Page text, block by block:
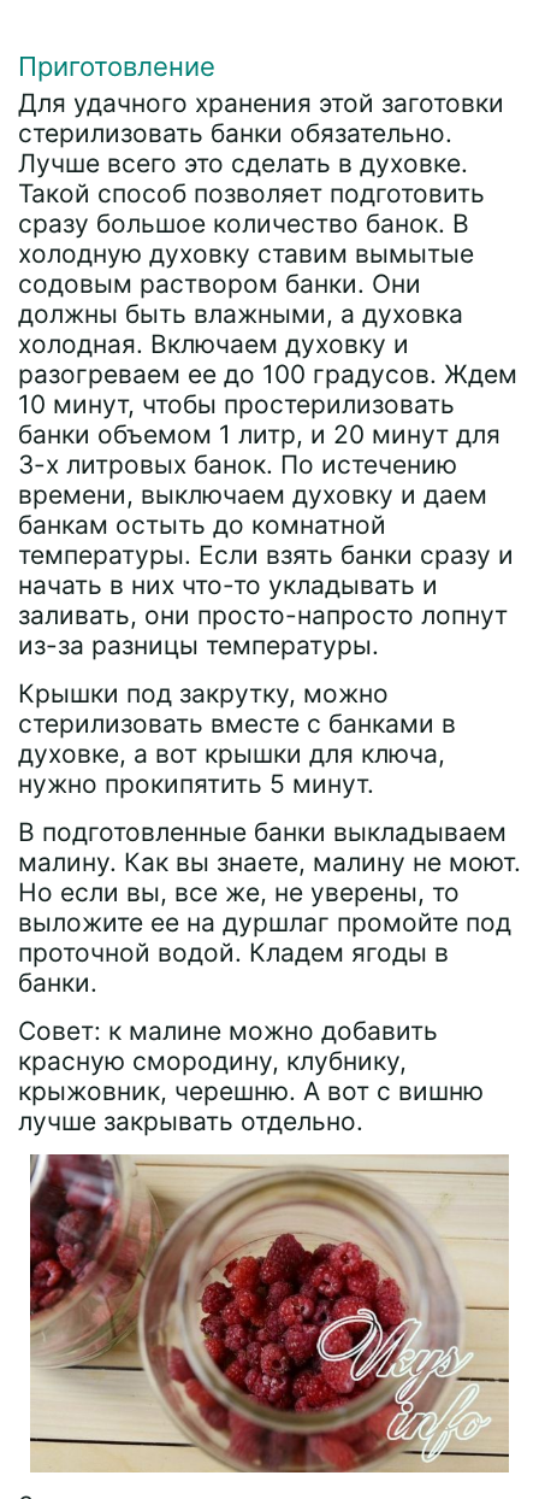
Приготовление
Для удачного хранения этой заготовки
стерилизовать банки обязательно.
Лучше всего это сделать в духовке.
Такой способ позволяет подготовить
сразу большое количество банок. В
холодную духовку ставим вымытые
содовым раствором банки. Они
должны быть влажными, а духовка
холодная. Включаем духовку и
разогреваем ее до 100 градусов. Ждем
10 минут, чтобы простерилизовать
банки объемом 1 литр, и 20 минут для
3-х литровых банок. По истечению
времени, выключаем духовку и даем
банкам остыть до комнатной
температуры. Если взять банки сразу и
начать в них что-то укладывать и
заливать, они просто-напросто лопнут
из-за разницы температуры.
Крышки под закрутку, можно
стерилизовать вместе с банками в
духовке, а вот крышки для ключа,
нужно прокипятить 5 минут.
В подготовленные банки выкладываем
малину. Как вы знаете, малину не моют.
Но если вы, все же, не уверены, то
выложите ее на дуршлаг промойте под
проточной водой. Кладем ягоды в
банки.
Совет: к малине можно добавить
красную смородину, клубнику,
крыжовник, черешню. А вот с вишню
лучше закрывать отдельно.